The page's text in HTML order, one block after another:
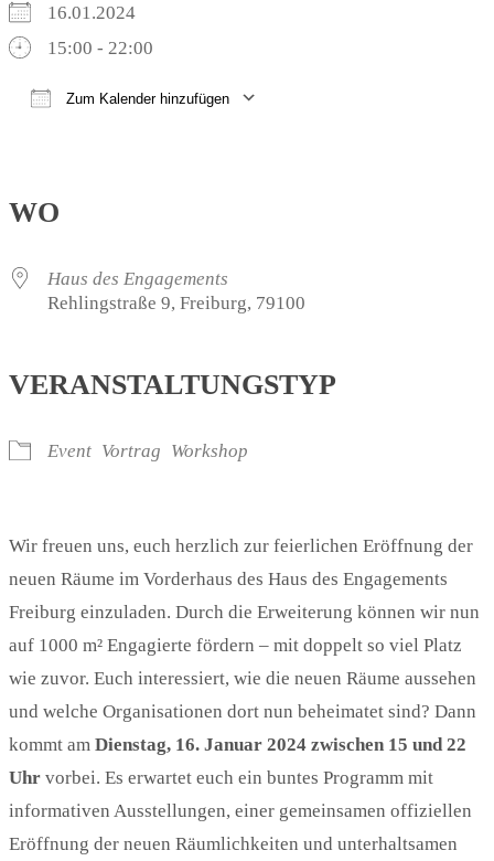
16.01.2024
15:00 - 22:00
Zum Kalender hinzufügen
WO
Haus des Engagements
Rehlingstraße 9, Freiburg, 79100
VERANSTALTUNGSTYP
Event Vortrag Workshop
Wir freuen uns, euch herzlich zur feierlichen Eröffnung der
neuen Räume im Vorderhaus des Haus des Engagements
Freiburg einzuladen. Durch die Erweiterung können wir nun
auf 1000 m² Engagierte fördern – mit doppelt so viel Platz
wie zuvor. Euch interessiert, wie die neuen Räume aussehen
und welche Organisationen dort nun beheimatet sind? Dann
kommt am Dienstag, 16. Januar 2024 zwischen 15 und 22
Uhr vorbei. Es erwartet euch ein buntes Programm mit
informativen Ausstellungen, einer gemeinsamen offiziellen
Eröffnung der neuen Räumlichkeiten und unterhaltsamen